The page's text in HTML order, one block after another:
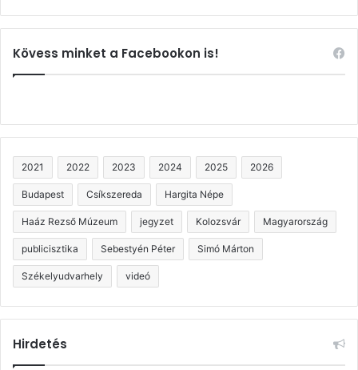
Kövess minket a Facebookon is!
2021 2022 2023 2024 2025 2026
Budapest Csíkszereda Hargita Népe
Haáz Rezső Múzeum jegyzet Kolozsvár Magyarország
publicisztika Sebestyén Péter Simó Márton
Székelyudvarhely videó
Hirdetés